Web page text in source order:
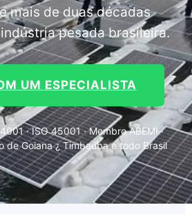
mais de duas décadas
pesada brasileira.
UM ESPECIALISTA
· ISO 45001 · Membro ABEMI ·
de Goiana ¿ Timbaúba e todo Brasil